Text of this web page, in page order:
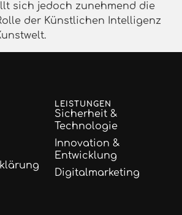
sich jedoch zunehmend die
der Künstlichen Intelligenz
LEISTUNGEN
Sicherheit &
Technologie
Innovation &
Entwicklung
Digitalmarketing